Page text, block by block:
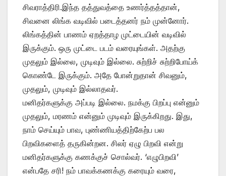
சிவராத்திரி.இந்த தத்துவத்தை உணர்த்தத்தான்,
சிவனை லிங்க வடிவில் படைத்தனர் நம் முன்னோர்.
லிங்கத்தின் பாணம் ஏறத்தாழ முட்டையின் வடிவில்
இருக்கும். ஒரு முட்டை படம் வரையுங்கள். அதற்கு
முதலும் இல்லை, முடிவும் இல்லை. சுற்றிச் சுற்றிபோய்க்
கொண்டே இருக்கும். அதே போன்றுதான் சிவனும்,
முதலும், முடிவும் இல்லாதவர்.
மனிதர்களுக்கு அப்படி இல்லை. நமக்கு பிறப்பு என்னும்
முதலும், மரணம் என்னும் முடிவும் இருக்கிறது. இது,
நாம் செய்யும் பாவ, புண்ணியத்திற்கேற்ப பல
பிறவிகளைத் தருகின்றன. சிலர் ஏழு பிறவி என்று
மனிதர்களுக்கு கணக்குச் சொல்வர். ‘எழுபிறவி’
என்பதே சரி! நம் பாவக்கணக்கு கரையும் வரை,